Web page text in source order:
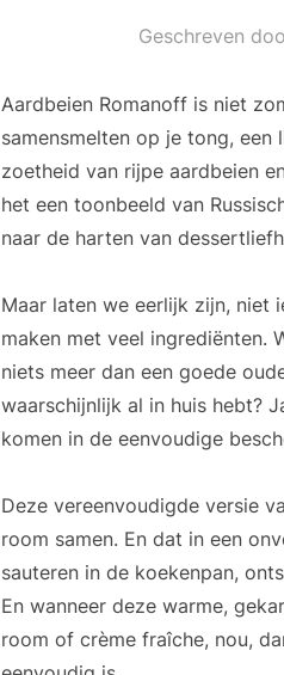
Geschreven
Aardbeien Romanoff is niet
samensmelten op je tong,
zoetheid van rijpe aardbeien
het een toonbeeld van
naar de harten van
Maar laten we eerlijk zijn, niet
maken met veel ingrediënten.
niets meer dan een goede
waarschijnlijk al in huis hebt?
komen in de eenvoudige
Deze vereenvoudigde versie
room samen. En dat in een
sauteren in de koekenpan,
En wanneer deze warme,
room of crème fraîche, nou,